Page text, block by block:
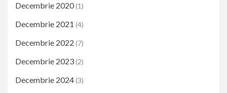
Decembrie 2020(1)
Decembrie 2021 (4)
Decembrie 2022 (7)
Decembrie 2023(2)
Decembrie 2024(3)